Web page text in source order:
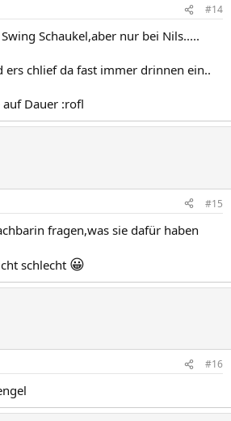
#14
Schaukel,aber nur bei Nils.....
ers chlief da fast immer drinnen ein..
Dauer :rofl
#15
fragen,was sie dafür haben
schlecht 😀
#16